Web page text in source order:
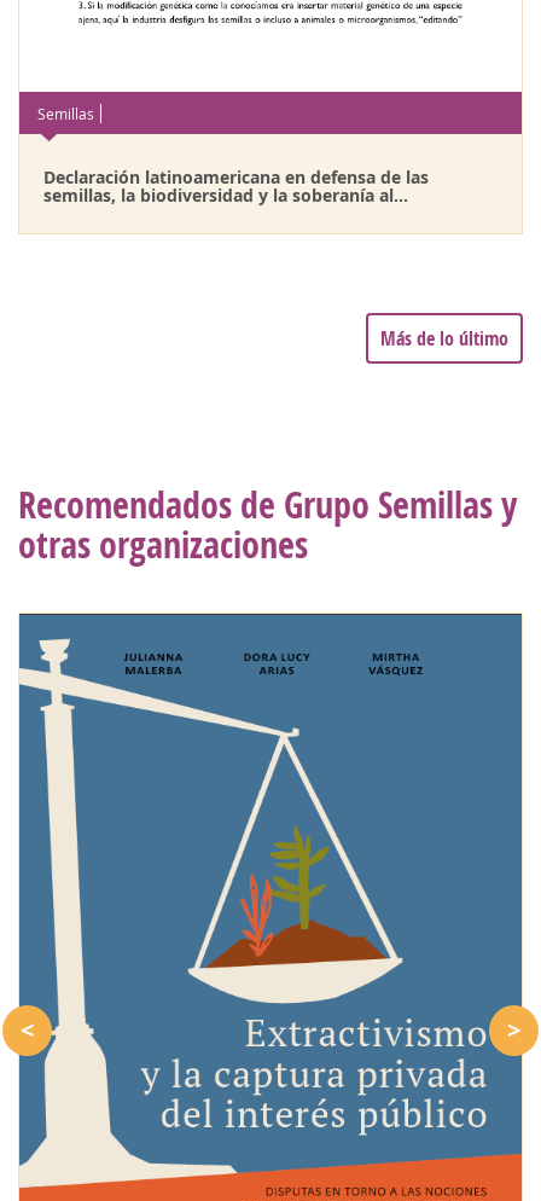
Semillas
Declaración latinoamericana en defensa de las
semillas, la biodiversidad y la soberanía al...
Más de lo último
Recomendados de Grupo Semillas y
otras organizaciones
< >